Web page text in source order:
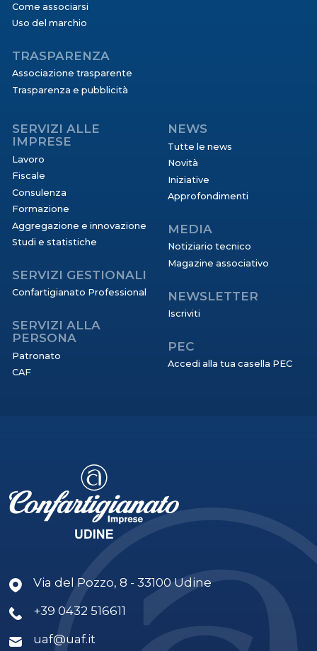
Come associarsi
Uso del marchio
TRASPARENZA
Associazione trasparente
Trasparenza e pubblicità
SERVIZI ALLE
IMPRESE
Lavoro
Fiscale
Consulenza
Formazione
Aggregazione e innovazione
Studi e statistiche
SERVIZI GESTIONALI
Confartigianato Professional
SERVIZI ALLA
PERSONA
Patronato
CAF
NEWS
Tutte le news
Novità
Iniziative
Approfondimenti
MEDIA
Notiziario tecnico
Magazine associativo
NEWSLETTER
Iscriviti
PEC
Accedi alla tua casella PEC
Via del Pozzo, 8 - 33100 Udine
+39 0432 516611
uaf@uaf.it